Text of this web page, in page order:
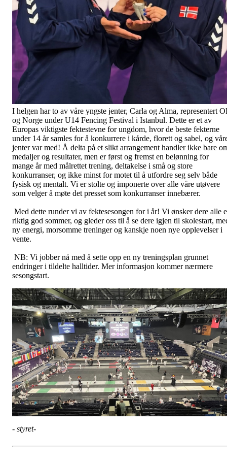
I helgen har to av våre yngste jenter, Carla og Alma, representert
og Norge under U14 Fencing Festival i Istanbul. Dette er et av
Europas viktigste fektestevne for ungdom, hvor de beste fekterne
under 14 år samles for å konkurrere i kårde, florett og sabel, og
jenter var med! Å delta på et slikt arrangement handler ikke bare
medaljer og resultater, men er først og fremst en belønning for
mange år med målrettet trening, deltakelse i små og store
konkurranser, og ikke minst for motet til å utfordre seg selv både
fysisk og mentalt. Vi er stolte og imponerte over alle våre utøvere
som velger å møte det presset som konkurranser innebærer.
Med dette runder vi av fektesesongen for i år! Vi ønsker dere alle
riktig god sommer, og gleder oss til å se dere igjen til skolestart,
ny energi, morsomme treninger og kanskje noen nye opplevelser i
vente.
NB: Vi jobber nå med å sette opp en ny treningsplan grunnet
endringer i tildelte halltider. Mer informasjon kommer nærmere
sesongstart.
- styret-